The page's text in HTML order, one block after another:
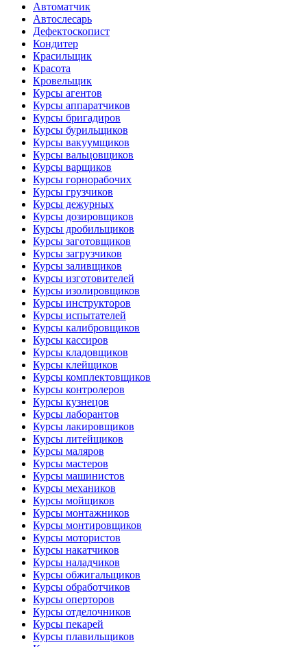
Автоматчик
Автослесарь
Дефектоскопист
Кондитер
Красильщик
Красота
Кровельщик
Курсы агентов
Курсы аппаратчиков
Курсы бригадиров
Курсы бурильщиков
Курсы вакуумщиков
Курсы вальцовщиков
Курсы варщиков
Курсы горнорабочих
Курсы грузчиков
Курсы дежурных
Курсы дозировщиков
Курсы дробильщиков
Курсы заготовщиков
Курсы загрузчиков
Курсы заливщиков
Курсы изготовителей
Курсы изолировщиков
Курсы инструкторов
Курсы испытателей
Курсы калибровщиков
Курсы кассиров
Курсы кладовщиков
Курсы клейщиков
Курсы комплектовщиков
Курсы контролеров
Курсы кузнецов
Курсы лаборантов
Курсы лакировщиков
Курсы литейщиков
Курсы маляров
Курсы мастеров
Курсы машинистов
Курсы механиков
Курсы мойщиков
Курсы монтажников
Курсы монтировщиков
Курсы мотористов
Курсы накатчиков
Курсы наладчиков
Курсы обжигальщиков
Курсы обработчиков
Курсы оперторов
Курсы отделочников
Курсы пекарей
Курсы плавильщиков